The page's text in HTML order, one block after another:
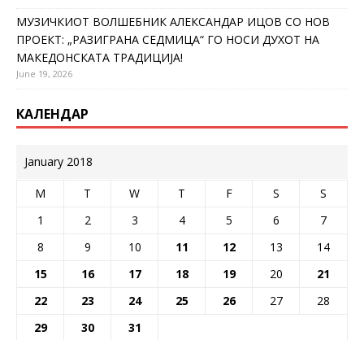
МУЗИЧКИОТ ВОЛШЕБНИК АЛЕКСАНДАР ИЦОВ СО НОВ
ПРОЕКТ: „РАЗИГРАНА СЕДМИЦА“ ГО НОСИ ДУХОТ НА
МАКЕДОНСКАТА ТРАДИЦИЈА!
June 19, 2026
КАЛЕНДАР
January 2018
M T W T F S
S
1
2 3 4 5 6
7
8
9 10 11 12 13
14
15
16 17 18 19 20
21
22
23 24 25 26 27
28
29
30 31